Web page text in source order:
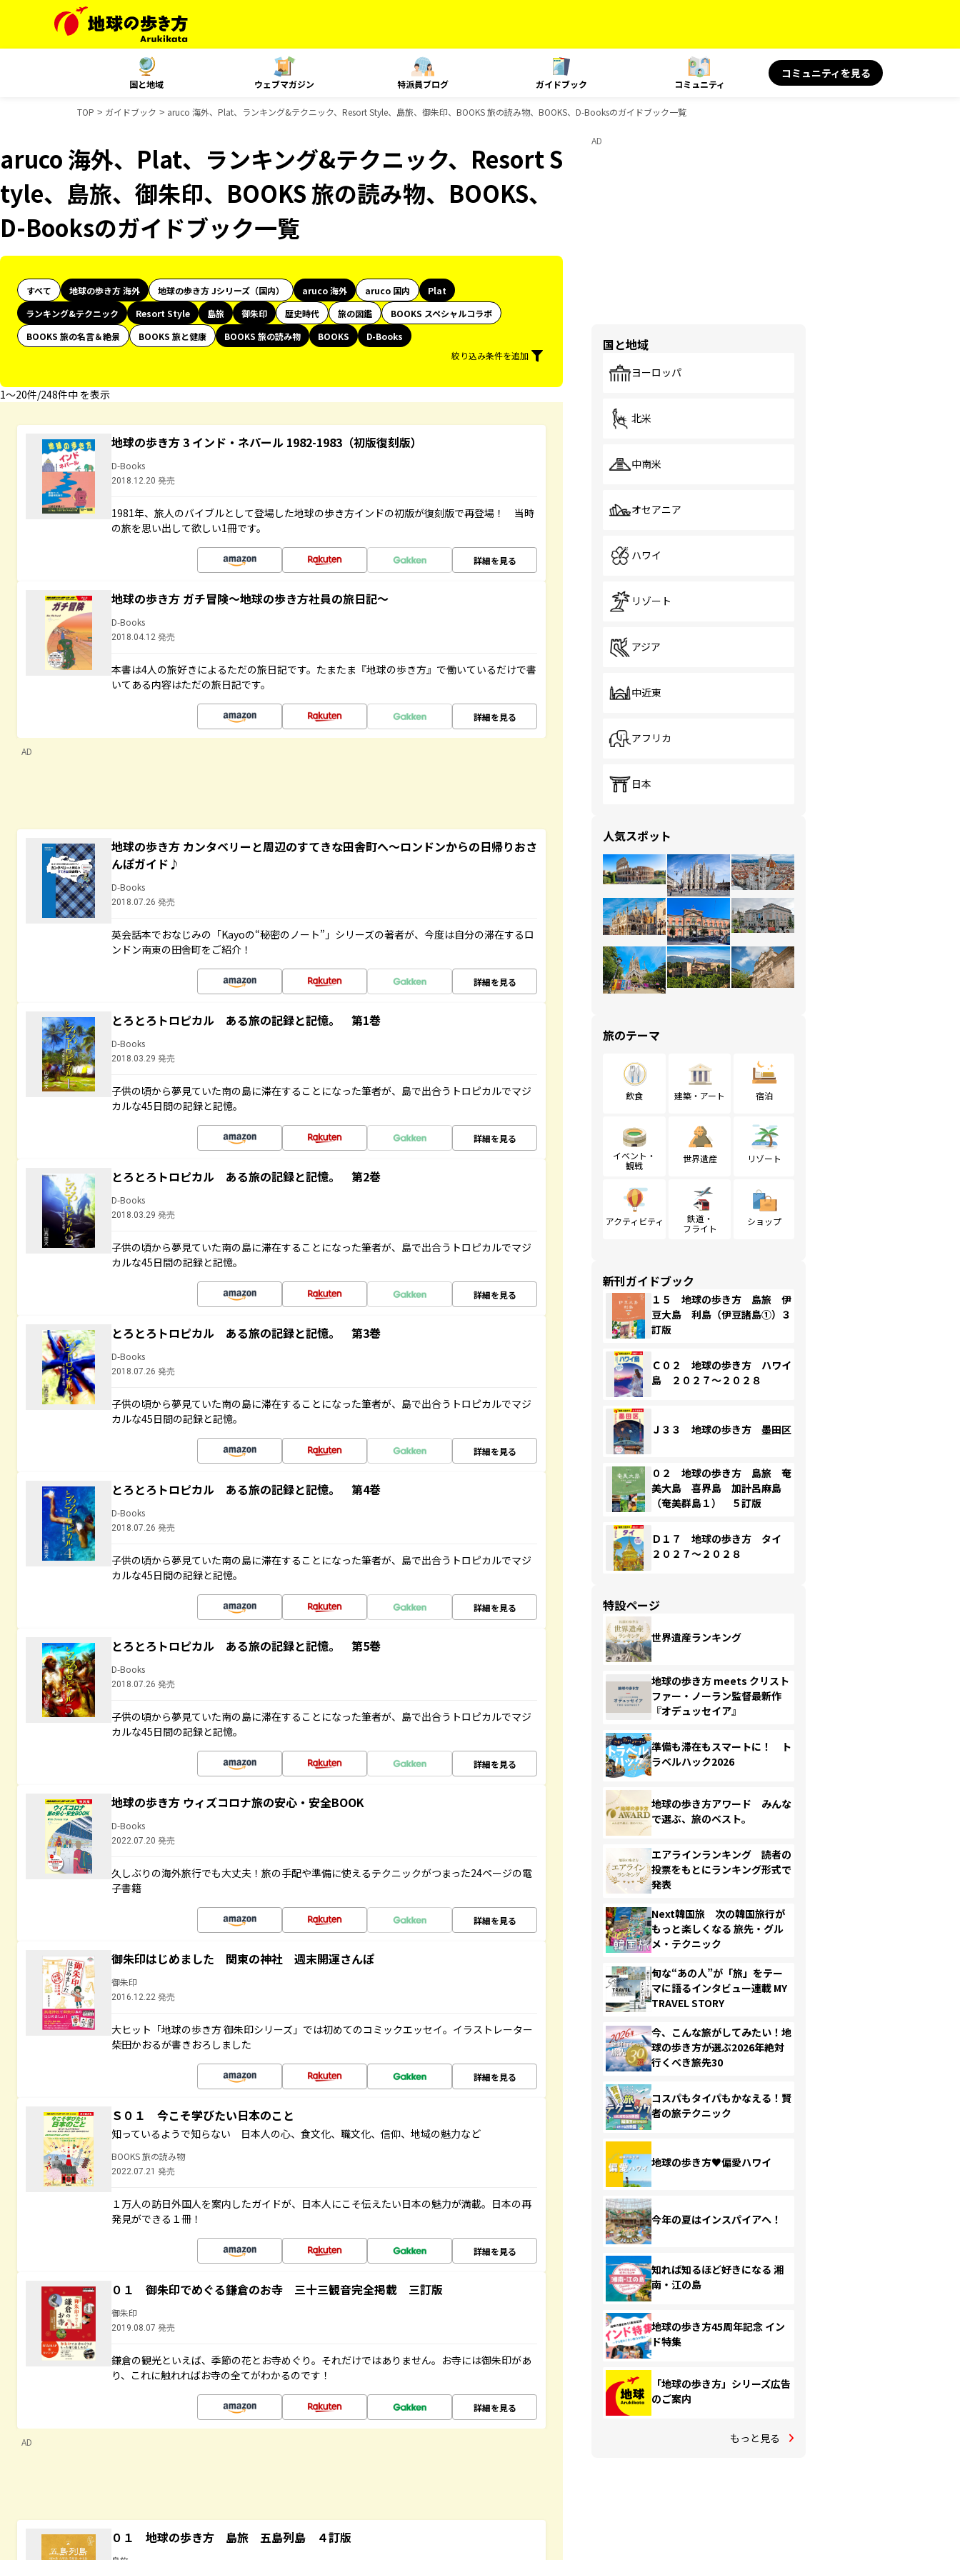
国と地域 ウェブマガジン 特派員ブログ ガイドブック コミュニティ
コミュニティを見る
TOP ガイドブック aruco 海外、Plat、ランキング&テクニック、Resort Style、島旅、御朱印、BOOKS 旅の読み物、BOOKS、D-Booksのガイドブック一覧
aruco 海外、Plat、ランキング&テクニック、Resort S
tyle、島旅、御朱印、BOOKS 旅の読み物、BOOKS、
D-Booksのガイドブック一覧
すべて 地球の歩き方 海外 地球の歩き方 Jシリーズ（国内） aruco 海外 aruco 国内
Plat
ランキング&テクニック
Resort Style 島旅 御朱印 歴史時代 旅の図鑑
BOOKS スペシャルコラボ
BOOKS 旅の名言＆絶景
BOOKS 旅と健康 BOOKS 旅の読み物 BOOKS
D-Books
絞り込み条件を追加
1〜20件/248件中 を表示
地球の歩き方 3 インド・ネパール 1982-1983（初版復刻版）
D-Books
2018.12.20 発売
1981年、旅人のバイブルとして登場した地球の歩き方インドの初版が復刻版で再登場！ 当時
の旅を思い出して欲しい1冊です。
詳細を見る
地球の歩き方 ガチ冒険～地球の歩き方社員の旅日記～
D-Books
2018.04.12 発売
本書は4人の旅好きによるただの旅日記です。たまたま『地球の歩き方』で働いているだけで書
いてある内容はただの旅日記です。
詳細を見る
AD
地球の歩き方 カンタベリーと周辺のすてきな田舎町へ～ロンドンからの日帰りおさ
んぽガイド♪
D-Books
2018.07.26 発売
英会話本でおなじみの「Kayoの“秘密のノート”」シリーズの著者が、今度は自分の滞在するロ
ンドン南東の田舎町をご紹介！
詳細を見る
とろとろトロピカル ある旅の記録と記憶。 第1巻
D-Books
2018.03.29 発売
子供の頃から夢見ていた南の島に滞在することになった筆者が、島で出合うトロピカルでマジ
カルな45日間の記録と記憶。
詳細を見る
とろとろトロピカル ある旅の記録と記憶。 第2巻
D-Books
2018.03.29 発売
子供の頃から夢見ていた南の島に滞在することになった筆者が、島で出合うトロピカルでマジ
カルな45日間の記録と記憶。
詳細を見る
とろとろトロピカル ある旅の記録と記憶。 第3巻
D-Books
2018.07.26 発売
子供の頃から夢見ていた南の島に滞在することになった筆者が、島で出合うトロピカルでマジ
カルな45日間の記録と記憶。
詳細を見る
とろとろトロピカル ある旅の記録と記憶。 第4巻
D-Books
2018.07.26 発売
子供の頃から夢見ていた南の島に滞在することになった筆者が、島で出合うトロピカルでマジ
カルな45日間の記録と記憶。
詳細を見る
とろとろトロピカル ある旅の記録と記憶。 第5巻
D-Books
2018.07.26 発売
子供の頃から夢見ていた南の島に滞在することになった筆者が、島で出合うトロピカルでマジ
カルな45日間の記録と記憶。
詳細を見る
地球の歩き方 ウィズコロナ旅の安心・安全BOOK
D-Books
2022.07.20 発売
久しぶりの海外旅行でも大丈夫！旅の手配や準備に使えるテクニックがつまった24ページの電
子書籍
詳細を見る
御朱印はじめました 関東の神社 週末開運さんぽ
御朱印
2016.12.22 発売
大ヒット「地球の歩き方 御朱印シリーズ」では初めてのコミックエッセイ。イラストレーター
柴田かおるが書きおろしました
詳細を見る
Ｓ０１ 今こそ学びたい日本のこと
知っているようで知らない 日本人の心、食文化、職文化、信仰、地域の魅力など
BOOKS 旅の読み物
2022.07.21 発売
１万人の訪日外国人を案内したガイドが、日本人にこそ伝えたい日本の魅力が満載。日本の再
発見ができる１冊！
詳細を見る
０１ 御朱印でめぐる鎌倉のお寺 三十三観音完全掲載 三訂版
御朱印
2019.08.07 発売
鎌倉の観光といえば、季節の花とお寺めぐり。それだけではありません。お寺には御朱印があ
り、これに触れればお寺の全てがわかるのです！
詳細を見る
AD
０１ 地球の歩き方 島旅 五島列島 ４訂版
AD
国と地域
ヨーロッパ
北米
中南米
オセアニア
ハワイ
リゾート
アジア
中近東
アフリカ
日本
人気スポット
旅のテーマ
飲食 建築・アート 宿泊
イベント・
観戦
世界遺産 リゾート
アクティビティ
鉄道・
フライト
ショップ
新刊ガイドブック
１５ 地球の歩き方 島旅 伊
豆大島 利島（伊豆諸島①）３
訂版
Ｃ０２ 地球の歩き方 ハワイ
島 ２０２７～２０２８
Ｊ３３ 地球の歩き方 墨田区
０２ 地球の歩き方 島旅 奄
美大島 喜界島 加計呂麻島
（奄美群島１） ５訂版
Ｄ１７ 地球の歩き方 タイ
２０２７～２０２８
特設ページ
世界遺産ランキング
地球の歩き方 meets クリスト
ファー・ノーラン監督最新作
『オデュッセイア』
準備も滞在もスマートに！ ト
ラベルハック2026
地球の歩き方アワード みんな
で選ぶ、旅のベスト。
エアラインランキング 読者の
投票をもとにランキング形式で
発表
Next韓国旅 次の韓国旅行が
もっと楽しくなる 旅先・グル
メ・テクニック
旬な“あの人”が「旅」をテー
マに語るインタビュー連載 MY
TRAVEL STORY
今、こんな旅がしてみたい！地
球の歩き方が選ぶ2026年絶対
行くべき旅先30
コスパもタイパもかなえる！賢
者の旅テクニック
地球の歩き方♥偏愛ハワイ
今年の夏はインスパイアへ！
知れば知るほど好きになる 湘
南・江の島
地球の歩き方45周年記念 イン
ド特集
「地球の歩き方」シリーズ広告
のご案内
もっと見る